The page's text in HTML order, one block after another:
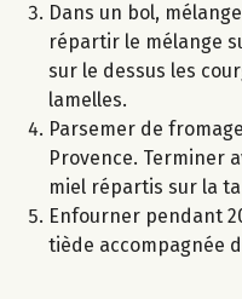
Dans un bol,
répartir le mélange
sur le dessus les
lamelles.
Parsemer de
Provence. Terminer
miel répartis sur la
Enfourner pendant
tiède accompagnée